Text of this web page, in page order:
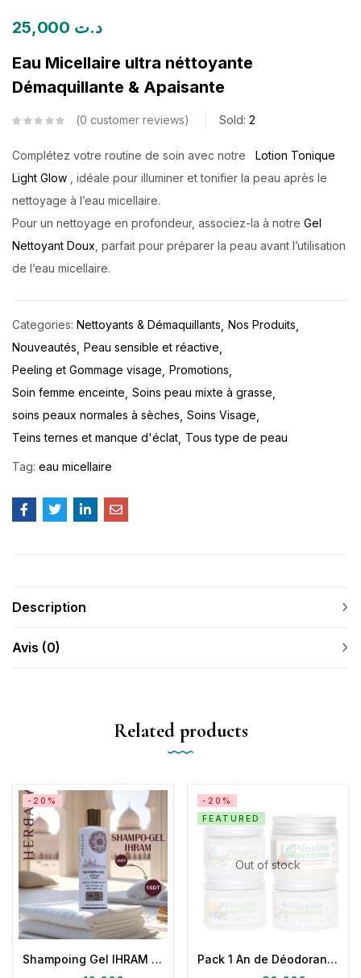
د.ت
Eau Micellaire ultra néttoyante
Démaquillante & Apaisante
0 customer reviews Sold: 2
Complétez votre routine de soin avec notre
Lotion Tonique
Light Glow , idéale pour illuminer et tonifier la peau après le
nettoyage à l’eau micellaire.
Pour un nettoyage en profondeur, associez-la à notre Gel
Nettoyant Doux , parfait pour préparer la peau avant l’utilisation
de l’eau micellaire.
Categories: Nettoyants & Démaquillants Nos Produits
Nouveautés Peau sensible et réactive
Peeling et Gommage visage Promotions
Soin femme enceinte Soins peau mixte à grasse
soins peaux normales à sèches Soins Visage
Teins ternes et manque d'éclat Tous type de peau
Tag: eau micellaire
Description
Avis (0)
Related products
-20%
Shampoing Gel IHRAM Sans Parfum – 250 ml | Herbalya Natural Care
Out of stock
-20%
FEATURED
Pack 1 An de Déodorants Solides Naturels PILOSLOW Ralentit la Repousse des Poils80